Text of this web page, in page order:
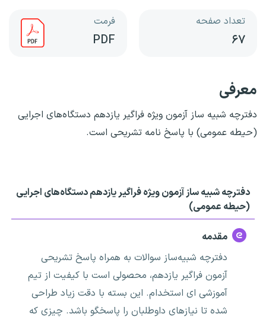
تعداد صفحه
۶۷
فرمت
PDF
معرفی
دفترچه شبیه ساز آزمون ویژه فراگیر یازدهم دستگاه‌های اجرایی
(حیطه عمومی) با پاسخ نامه تشریحی است.
دفترچه شبیه ساز آزمون ویژه فراگیر یازدهم دستگاه‌های اجرایی
(حیطه عمومی)
مقدمه
دفترچه شبیه‌ساز سوالات به همراه پاسخ تشریحی
آزمون فراگیر یازدهم، محصولی است با کیفیت از تیم
آموزشی ای استخدام. این بسته با دقت زیاد طراحی
شده تا نیازهای داوطلبان را پاسخگو باشد. چیزی که